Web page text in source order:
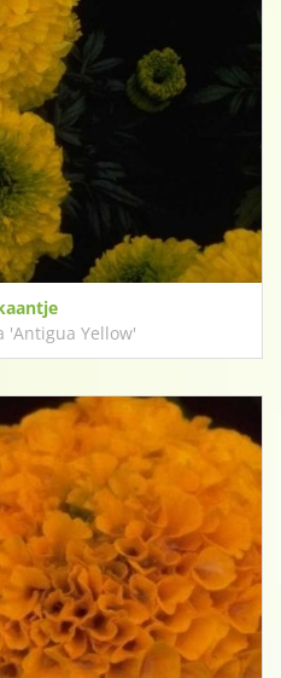
'Antigua Yellow'